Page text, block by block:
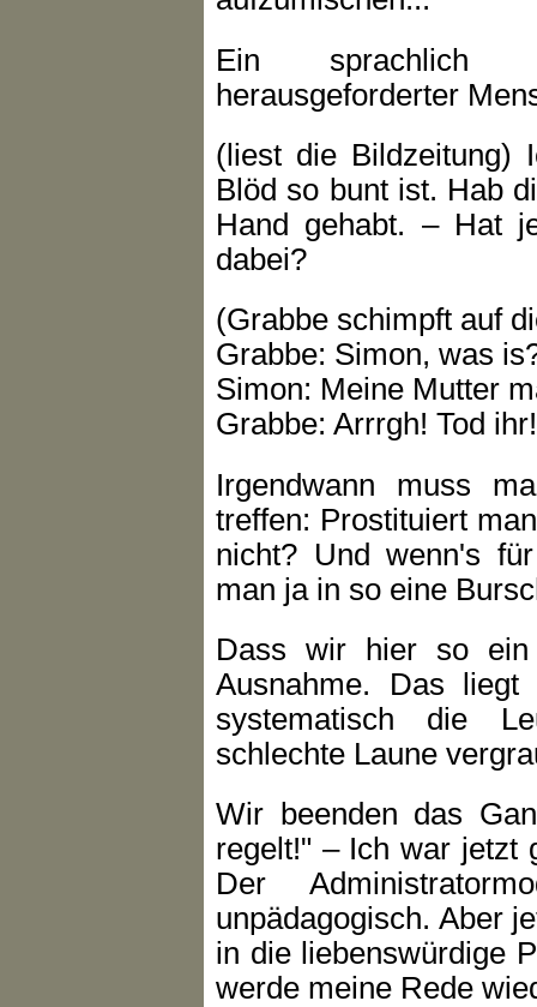
Ein sprachlich
herausgeforderter
(liest die Bildzeitung)
Blöd so bunt ist. Hab
Hand gehabt. – Hat
dabei?
(Grabbe schimpft auf
Grabbe: Simon, was
Simon: Meine Mutter
Grabbe: Arrrgh! Tod ihr!
Irgendwann muss
treffen: Prostituiert
nicht? Und wenn's
man ja in so eine
Dass wir hier so
Ausnahme. Das
systematisch die
schlechte Laune
Wir beenden das
regelt!" – Ich war jetzt
Der
unpädagogisch. Aber
in die liebenswürdige
werde meine Rede